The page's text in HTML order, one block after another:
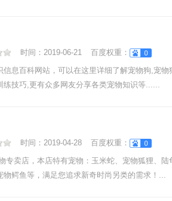
时间： 2019-06-21
百度权重：
息百科网站，可以在这里详细了解宠物狗,宠物
技巧,更有众多网友分享各类宠物知识等......
时间： 2019-04-28
百度权重：
专卖店，本店特有宠物：玉米蛇、宠物狐狸、陆
鳄鱼等，满足您追求新奇时尚另类的需求！...